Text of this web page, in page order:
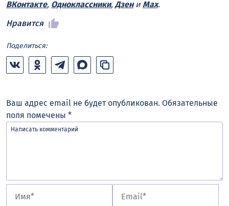
ВКонтакте, Одноклассники, Дзени Max.
Нравится
Поделиться:
Ваш адрес email не будет опубликован. Обязательные
поля помечены *